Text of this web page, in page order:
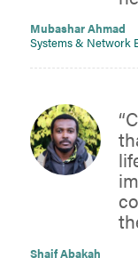
Mubashar Ahmad
Systems & Network
Shaif Abakah